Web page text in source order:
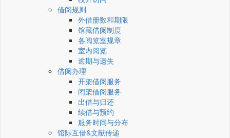
借阅规则
外借册数和期限
馆藏借阅制度
各阅览室规章
室内阅览
逾期与遗失
借阅办理
开架借阅服务
闭架借阅服务
出借与归还
续借与预约
服务时间与分布
馆际互借&文献传递